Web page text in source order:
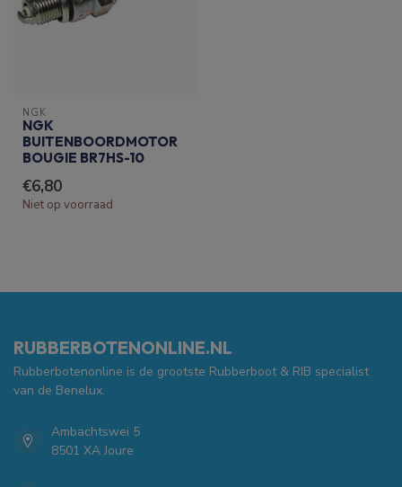
NGK
NGK
BUITENBOORDMOTOR
BOUGIE BR7HS-10
€6,80
Niet op voorraad
RUBBERBOTENONLINE.NL
Rubberbotenonline is de grootste Rubberboot & RIB specialist
van de Benelux.
Ambachtswei 5
8501 XA Joure